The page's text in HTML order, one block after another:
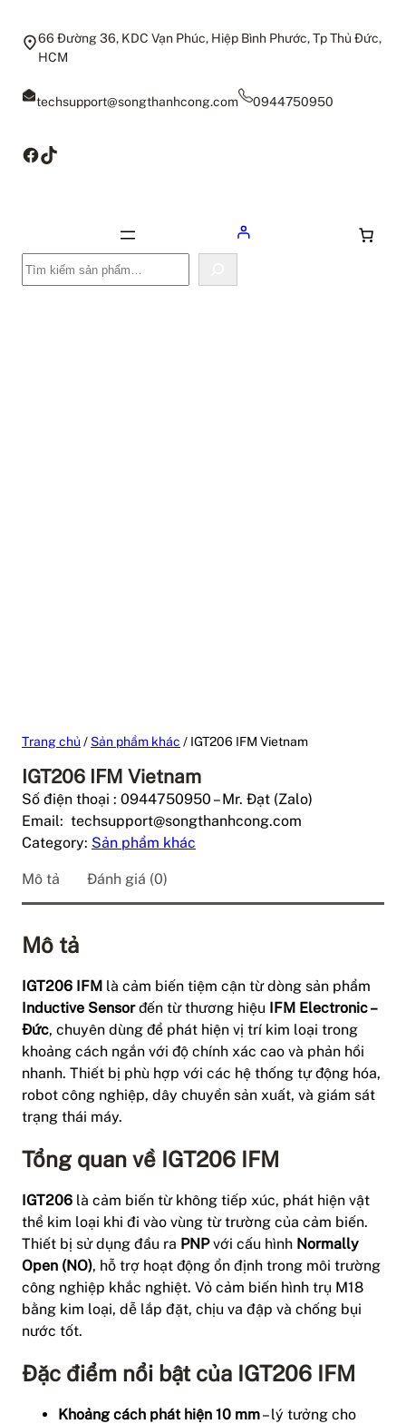
66 Đường 36, KDC Vạn Phúc, Hiệp Bình Phước, Tp Thủ Đức,
HCM
techsupport@songthanhcong.com 0944750950
Facebook
TikTok
Tìm
kiếm
Trang chủ / Sản phẩm khác / IGT206 IFM Vietnam
IGT206 IFM Vietnam
Số điện thoại : 0944750950 – Mr. Đạt (Zalo)
Email: techsupport@songthanhcong.com
Category: Sản phẩm khác
Mô tả Đánh giá (0)
Mô tả
IGT206 IFM là cảm biến tiệm cận từ dòng sản phẩm
Inductive Sensorđến từ thương hiệu IFM Electronic –
Đức, chuyên dùng để phát hiện vị trí kim loại trong
khoảng cách ngắn với độ chính xác cao và phản hồi
nhanh. Thiết bị phù hợp với các hệ thống tự động hóa,
robot công nghiệp, dây chuyền sản xuất, và giám sát
trạng thái máy.
Tổng quan về IGT206 IFM
IGT206 là cảm biến từ không tiếp xúc, phát hiện vật
thể kim loại khi đi vào vùng từ trường của cảm biến.
Thiết bị sử dụng đầu ra PNPvới cấu hình Normally
Open (NO), hỗ trợ hoạt động ổn định trong môi trường
công nghiệp khắc nghiệt. Vỏ cảm biến hình trụ M18
bằng kim loại, dễ lắp đặt, chịu va đập và chống bụi
nước tốt.
Đặc điểm nổi bật của IGT206 IFM
Khoảng cách phát hiện 10 mm– lý tưởng cho